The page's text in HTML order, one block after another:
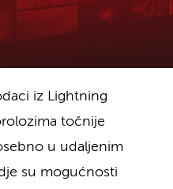
iz Lightning
točnije
u udaljenim
su mogućnosti